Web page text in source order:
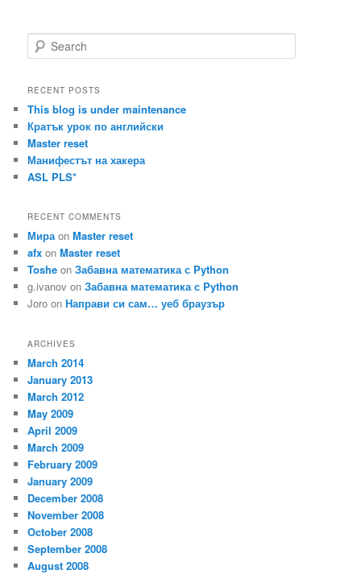
e
r
h
RECENT POSTS
This blog is under maintenance
Кратък урок по английски
Master reset
Манифестът на хакера
ASL PLS*
RECENT COMMENTS
МираonMaster reset
afx onMaster reset
Toshe onЗабавна математика с Python
g.ivanov onЗабавна математика с Python
Joro onНаправи си сам… уеб браузър
ARCHIVES
March 2014
January 2013
March 2012
May 2009
April 2009
March 2009
February 2009
January 2009
December 2008
November 2008
October 2008
September 2008
August 2008